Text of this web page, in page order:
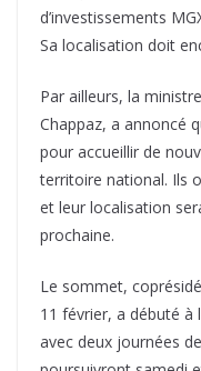
d’investissements
Sa localisation doit
Par ailleurs, la
Chappaz, a annoncé
pour accueillir de
territoire national. Ils
et leur localisation
prochaine.
Le sommet,
11 février, a débuté à
avec deux journées